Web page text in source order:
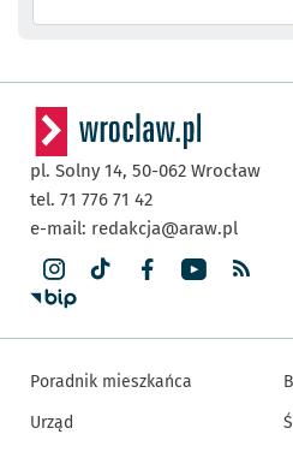
pl. Solny 14, 50-062 Wrocław
tel. 71 776 71 42
e-mail: redakcja@araw.pl
Poradnik mieszkańca
Urząd